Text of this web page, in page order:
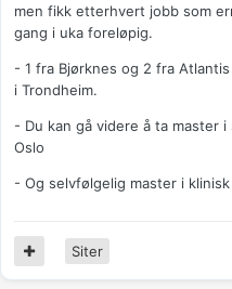
men fikk etterhvert jobb som
gang i uka foreløpig.
- 1 fra Bjørknes og 2 fra
i Trondheim.
- Du kan gå videre å ta master
Oslo
- Og selvfølgelig master i
Siter